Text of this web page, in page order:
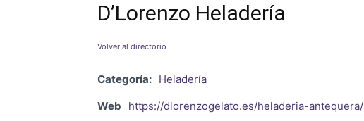
D’Lorenzo Heladería
Volver al directorio
Categoría: Heladería
Web
https://dlorenzogelato.es/heladeria-antequera/